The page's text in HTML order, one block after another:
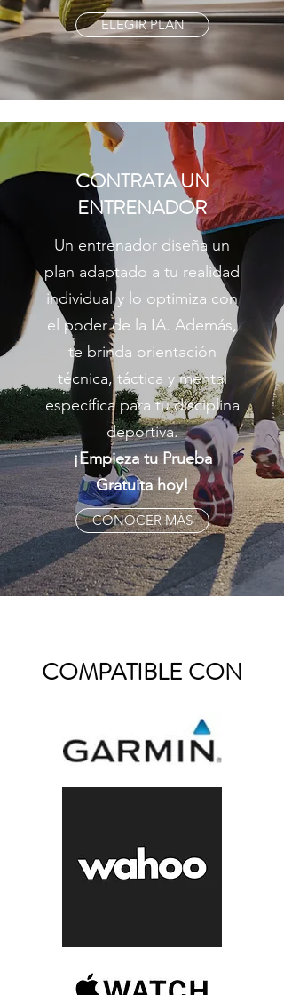
ELEGIR PLAN
CONTRATA UN
ENTRENADOR
Un entrenador diseña un
plan adaptado a tu realidad
individual y lo optimiza con
el poder de la IA. Además,
te brinda orientación
técnica, táctica y mental
específica para tu disciplina
deportiva.
¡Empieza tu Prueba
Gratuita hoy!
CONOCER MÁS
COMPATIBLE CON